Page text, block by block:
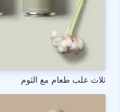
ثلاث علب طعام مع الثوم